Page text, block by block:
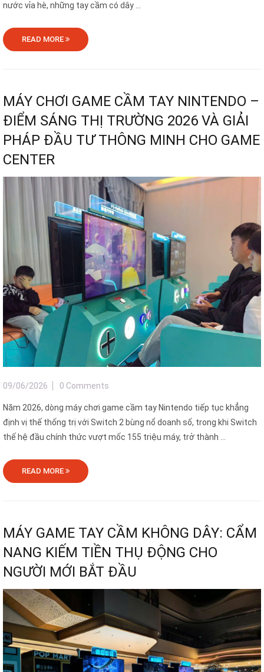
nước vỉa hè, những tay cầm có dây ...
READ MORE
MÁY CHƠI GAME CẦM TAY NINTENDO –
ĐIỂM SÁNG THỊ TRƯỜNG 2026 VÀ GIẢI
PHÁP ĐẦU TƯ THÔNG MINH CHO GAME
CENTER
09/06/2026 0 Comments
Năm 2026, dòng máy chơi game cầm tay Nintendo tiếp tục khẳng
định vị thế thống trị với Switch 2 bùng nổ doanh số, trong khi Switch
thế hệ đầu chính thức vượt mốc 155 triệu máy, trở thành ...
READ MORE
MÁY GAME TAY CẦM KHÔNG DÂY: CẨM
NANG KIẾM TIỀN THỤ ĐỘNG CHO
NGƯỜI MỚI BẮT ĐẦU